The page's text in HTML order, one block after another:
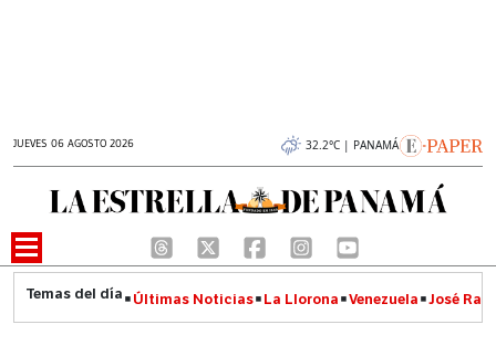
JUEVES 06 AGOSTO 2026 32.2°C | PANAMÁ
Últimas Noticias La Llorona Venezuela José